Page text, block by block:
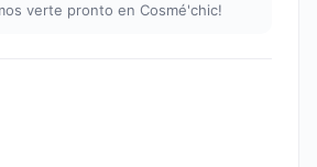
verte pronto en Cosmé'chic!